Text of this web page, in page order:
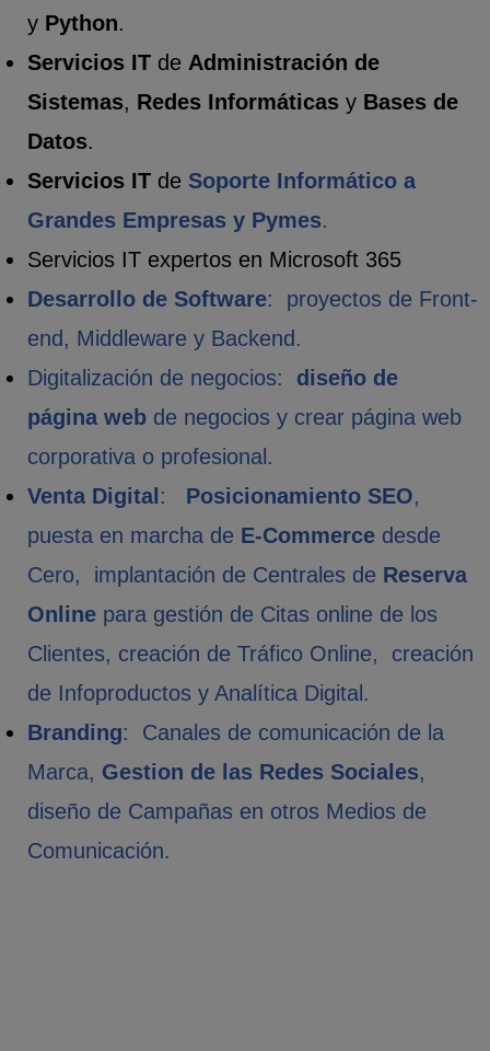
y Python.
Servicios IT de Administración de
Sistemas, Redes Informáticas y Bases de
Datos.
Servicios IT de Soporte Informático a
Grandes Empresas y Pymes.
Servicios IT expertos en Microsoft 365
Desarrollo de Software: proyectos de Front-
end, Middleware y Backend.
Digitalización de negocios: diseño de
página web de negocios y crear página web
corporativa o profesional.
Venta Digital: Posicionamiento SEO,
puesta en marcha de E-Commerce desde
Cero, implantación de Centrales de Reserva
Online para gestión de Citas online de los
Clientes, creación de Tráfico Online, creación
de Infoproductos y Analítica Digital.
Branding: Canales de comunicación de la
Marca, Gestion de las Redes Sociales,
diseño de Campañas en otros Medios de
Comunicación.